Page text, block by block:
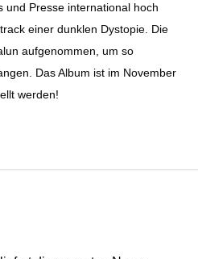
und Presse international hoch
einer dunklen Dystopie. Die
aufgenommen, um so
Das Album ist im November
werden!